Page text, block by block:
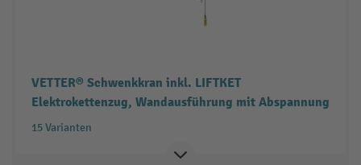
VETTER® Schwenkkran inkl. LIFTKET
Elektrokettenzug, Wandausführung mit Abspannung
15 Varianten